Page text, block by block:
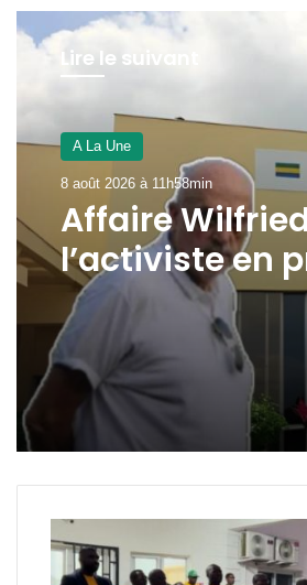
Lire le suivant
A La Une
8 août 2026 à 11h58min
Affaire
l’activiste en
la plainte de
Élections
2026
: